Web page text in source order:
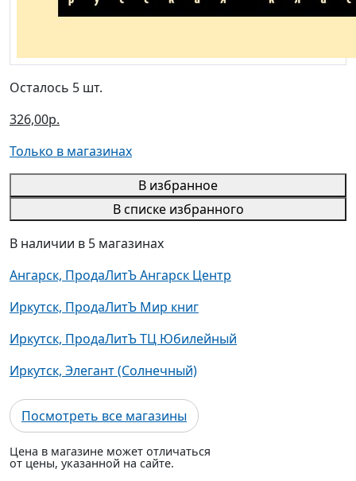
Осталось 5 шт.
326,00р.
Только в магазинах
В избранное
В списке избранного
В наличии в 5 магазинах
Ангарск, ПродаЛитЪ Ангарск Центр
Иркутск, ПродаЛитЪ Мир книг
Иркутск, ПродаЛитЪ ТЦ Юбилейный
Иркутск, Элегант (Солнечный)
Посмотреть все магазины
Цена в магазине может отличаться
от цены, указанной на сайте.